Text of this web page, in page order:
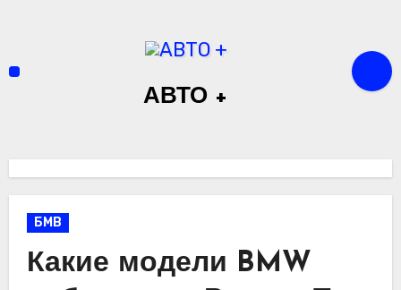
АВТО +
БМВ
Какие модели BMW